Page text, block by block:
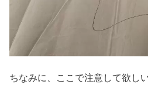
ちなみに、ここで注意して欲しい